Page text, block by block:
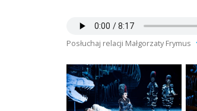
Posłuchaj relacji Małgorzaty Frymus